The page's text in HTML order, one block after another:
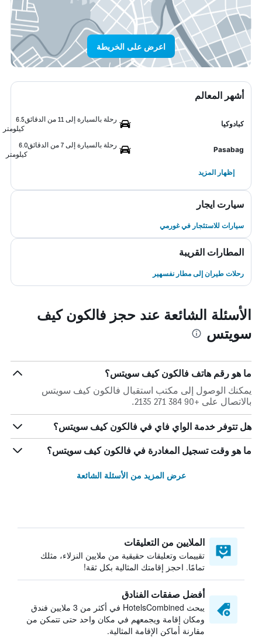
اعرض على الخريطة
أشهر المعالم
كبادوكيا
رحلة بالسيارة إلى 11 من الدقائق
6.5
كيلومتر
Pasabag
رحلة بالسيارة إلى 7 من الدقائق
6.0
كيلومتر
إظهار المزيد
سيارت ايجار
سيارات للاستئجار في غورمي
المطارات القريبة
رحلات طيران إلى مطار نفسهير
الأسئلة الشائعة عند حجز فالكون كيف
سويتس
ما هو رقم هاتف فالكون كيف سويتس؟
يمكنك الوصول إلى مكتب استقبال فالكون كيف سويتس
بالاتصال على +90 384 271 2135.
هل تتوفر خدمة الواي فاي في فالكون كيف سويتس؟
ما هو وقت تسجيل المغادرة في فالكون كيف سويتس؟
عرض المزيد من الأسئلة الشائعة
الملايين من التعليقات
تقييمات وتعليقات حقيقية من ملايين النزلاء، مثلك
تمامًا. احجز إقامتك المثالية بكل ثقة!
أفضل صفقات الفنادق
يبحث HotelsCombined في أكثر من 3 ملايين فندق
ومكان إقامة ويجمعهم في مكان واحد حتى تتمكن من
مقارنة أماكن الإقامة المثالية.